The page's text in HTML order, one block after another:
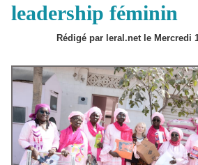
leadership féminin
Rédigé par leral.net le Mercredi